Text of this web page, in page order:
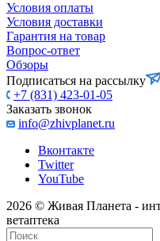
Условия оплаты
Условия доставки
Гарантия на товар
Вопрос-ответ
Обзоры
Подписаться на рассылку
+7 (831) 423-01-05
Заказать звонок
info@zhivplanet.ru
Вконтакте
Twitter
YouTube
2026 © Живая Планета -
ветаптека